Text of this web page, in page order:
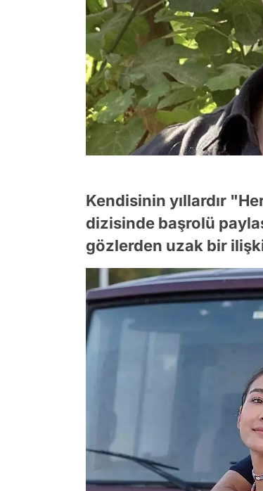
Kendisinin yıllardır
dizisinde başrolü
gözlerden uzak bir